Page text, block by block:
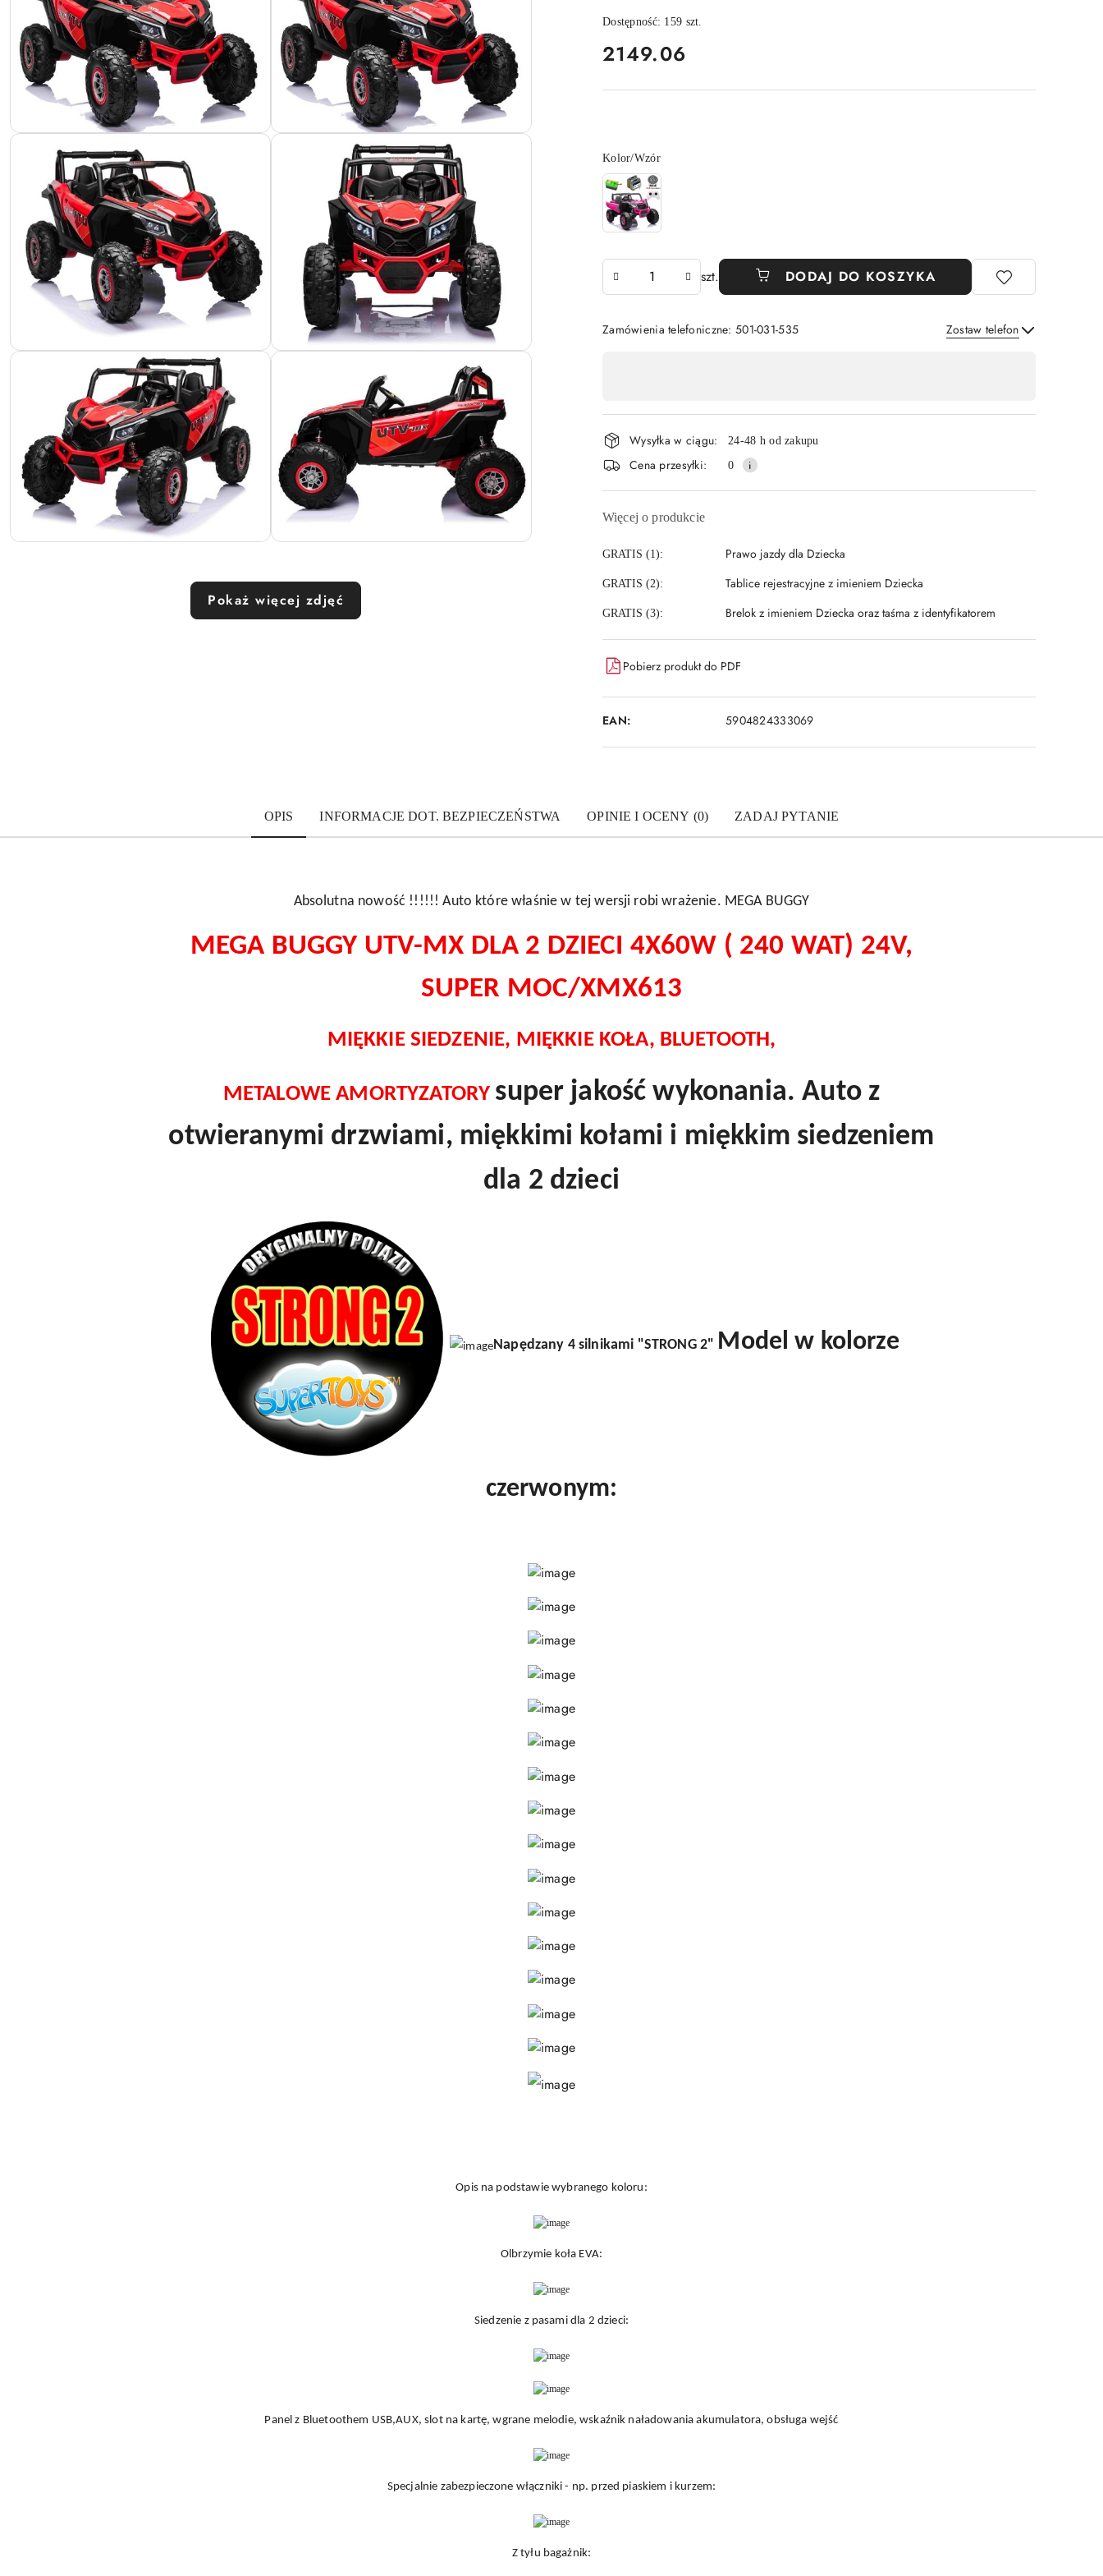
Pokaż więcej zdjęć
Dostępność: 159 szt.
cena:
2149.06
Wariant
Kolor/Wzór
szt. DODAJ DO KOSZYKA
Zamówienia telefoniczne: 501-031-535 Zostaw telefon
płatność
i
dostawa
Wysyłka w ciągu: 24-48 h od zakupu
Cena przesyłki: 0
Więcej o produkcie
GRATIS (1): Prawo jazdy dla Dziecka
GRATIS (2): Tablice rejestracyjne z imieniem Dziecka
GRATIS (3): Brelok z imieniem Dziecka oraz taśma z identyfikatorem
Pobierz produkt do PDF
EAN: 5904824333069
OPIS INFORMACJE DOT. BEZPIECZEŃSTWA OPINIE I OCENY (0) ZADAJ PYTANIE
Absolutna nowość !!!!!! Auto które właśnie w tej wersji robi wrażenie. MEGA BUGGY
MEGA BUGGY UTV-MX DLA 2 DZIECI 4X60W ( 240 WAT) 24V,
SUPER MOC/XMX613
MIĘKKIE SIEDZENIE, MIĘKKIE KOŁA, BLUETOOTH,
METALOWE AMORTYZATORY super jakość wykonania. Auto z
otwieranymi drzwiami, miękkimi kołami i miękkim siedzeniem
dla 2 dzieci
Napędzany 4 silnikami "STRONG 2" Model w kolorze
czerwonym:
Opis na podstawie wybranego koloru:
Olbrzymie koła EVA:
Siedzenie z pasami dla 2 dzieci:
Panel z Bluetoothem USB,AUX, slot na kartę, wgrane melodie, wskaźnik naładowania akumulatora, obsługa wejść
Specjalnie zabezpieczone włączniki - np. przed piaskiem i kurzem:
Z tyłu bagażnik: